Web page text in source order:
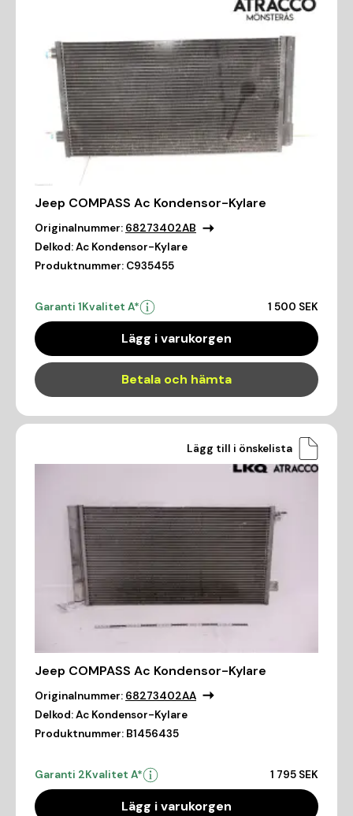
Jeep COMPASS Ac Kondensor-Kylare
Originalnummer: 68273402AB
Delkod:Ac Kondensor-Kylare
Produktnummer: C935455
Garanti 1Kvalitet A* 1 500 SEK
Lägg i varukorgen
Betala och hämta
Lägg till i önskelista
Jeep COMPASS Ac Kondensor-Kylare
Originalnummer: 68273402AA
Delkod:Ac Kondensor-Kylare
Produktnummer: B1456435
Garanti 2Kvalitet A* 1 795 SEK
Lägg i varukorgen